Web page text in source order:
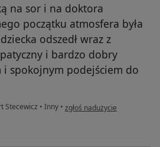
na sor i na doktora
początku atmosfera była
odszedł wraz z
i bardzo dobry
i spokojnym podejściem do
Stecewicz • Inny • w opinii użytkownika Sylwia
zgłoś nadużycie